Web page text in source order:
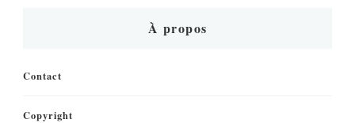
À propos
Contact
Copyright